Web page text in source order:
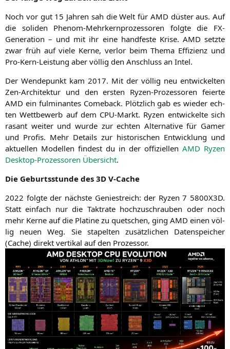
Noch vor gut 15 Jah­ren sah die Welt für AMD düs­ter aus. Auf
die soli­den Phe­nom-Mehr­kern­pro­zes­so­ren folg­te die FX-
Gene­ra­ti­on – und mit ihr eine hand­fes­te Kri­se. AMD setz­te
zwar früh auf vie­le Ker­ne, ver­lor beim The­ma Effi­zi­enz und
Pro-Kern-Leis­tung aber völ­lig den Anschluss an Intel.
Der Wen­de­punkt kam 2017. Mit der völ­lig neu ent­wi­ckel­ten
Zen-Archi­tek­tur und den ers­ten Ryzen-Pro­zes­so­ren fei­er­te
AMD ein ful­mi­nan­tes Come­back. Plötz­lich gab es wie­der ech­
ten Wett­be­werb auf dem CPU-Markt. Ryzen ent­wi­ckel­te sich
rasant wei­ter und wur­de zur ech­ten Alter­na­ti­ve für Gamer
und Pro­fis. Mehr Details zur his­to­ri­schen Ent­wick­lung und
aktu­el­len Model­len fin­dest du in der offi­zi­el­len AMD Ryzen
Desk­top-Pro­zes­so­ren Über­sicht.
Die Geburts­stun­de des 3D V‑Cache
2022 folg­te der nächs­te Genie­streich: der Ryzen 7 5800X3D.
Statt ein­fach nur die Takt­ra­te hoch­zu­schrau­ben oder noch
mehr Ker­ne auf die Pla­ti­ne zu quet­schen, ging AMD einen völ­
lig neu­en Weg. Sie sta­pel­ten zusätz­li­chen Daten­spei­cher
(Cache) direkt ver­ti­kal auf den Prozessor.